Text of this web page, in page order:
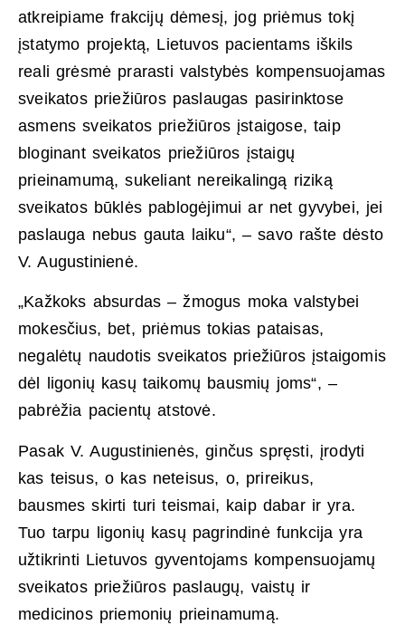
atkreipiame frakcijų dėmesį, jog priėmus tokį
įstatymo projektą, Lietuvos pacientams iškils
reali grėsmė prarasti valstybės kompensuojamas
sveikatos priežiūros paslaugas pasirinktose
asmens sveikatos priežiūros įstaigose, taip
bloginant sveikatos priežiūros įstaigų
prieinamumą, sukeliant nereikalingą riziką
sveikatos būklės pablogėjimui ar net gyvybei, jei
paslauga nebus gauta laiku“, – savo rašte dėsto
V. Augustinienė.
„Kažkoks absurdas – žmogus moka valstybei
mokesčius, bet, priėmus tokias pataisas,
negalėtų naudotis sveikatos priežiūros įstaigomis
dėl ligonių kasų taikomų bausmių joms“, –
pabrėžia pacientų atstovė.
Pasak V. Augustinienės, ginčus spręsti, įrodyti
kas teisus, o kas neteisus, o, prireikus,
bausmes skirti turi teismai, kaip dabar ir yra.
Tuo tarpu ligonių kasų pagrindinė funkcija yra
užtikrinti Lietuvos gyventojams kompensuojamų
sveikatos priežiūros paslaugų, vaistų ir
medicinos priemonių prieinamumą.